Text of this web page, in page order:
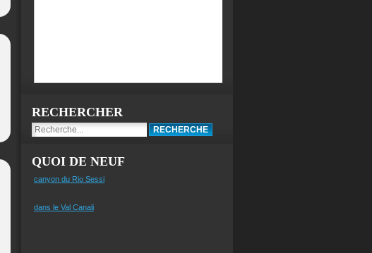
RECHERCHER
QUOI DE NEUF
canyon du Rio Sessi
dans le Val Canali